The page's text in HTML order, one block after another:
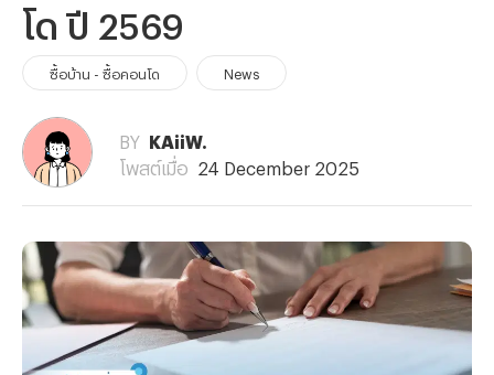
โด ปี 2569
ซื้อบ้าน - ซื้อคอนโด News
BY
KAiiW.
โพสต์เมื่อ
24 December 2025